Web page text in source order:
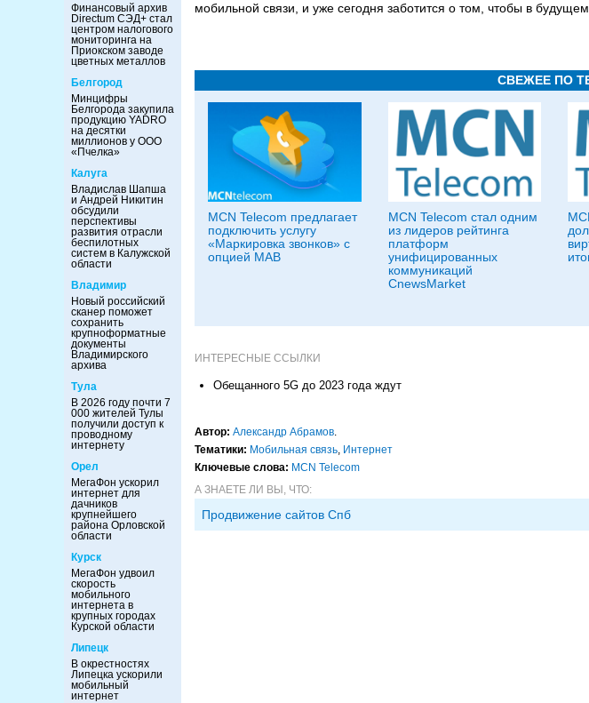
Финансовый архив
Directum СЭД+ стал
центром налогового
мониторинга на
Приокском заводе
цветных металлов
Белгород
Минцифры
Белгорода закупила
продукцию YADRO
на десятки
миллионов у ООО
«Пчелка»
Калуга
Владислав Шапша
и Андрей Никитин
обсудили
перспективы
развития отрасли
беспилотных
систем в Калужской
области
Владимир
Новый российский
сканер поможет
сохранить
крупноформатные
документы
Владимирского
архива
Тула
В 2026 году почти 7
000 жителей Тулы
получили доступ к
проводному
интернету
Орел
МегаФон ускорил
интернет для
дачников
крупнейшего
района Орловской
области
Курск
МегаФон удвоил
скорость
мобильного
интернета в
крупных городах
Курской области
Липецк
В окрестностях
Липецка ускорили
мобильный
интернет
мобильной связи, и уже сегодня заботится о том, чтобы в
СВЕЖЕЕ ПО
MCN Telecom предлагает
подключить услугу
«Маркировка звонков» с
опцией МАВ
MCN Telecom стал одним
из лидеров рейтинга
платформ
унифицированных
коммуникаций
CnewsMarket
ИНТЕРЕСНЫЕ ССЫЛКИ
Обещанного 5G до 2023 года ждут
Автор: Александр Абрамов.
Тематики: Мобильная связь, Интернет
Ключевые слова: MCN Telecom
А ЗНАЕТЕ ЛИ ВЫ, ЧТО:
Продвижение сайтов Спб